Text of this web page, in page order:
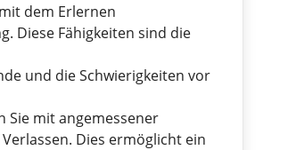
dem Erlernen
Diese Fähigkeiten sind die
und die Schwierigkeiten vor
Sie mit angemessener
Dies ermöglicht ein